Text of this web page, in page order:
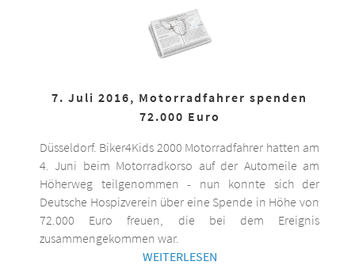
7. Juli 2016, Motorradfahrer spenden
72.000 Euro
Düsseldorf. Biker4Kids 2000 Motorradfahrer hatten am
4. Juni beim Motorradkorso auf der Automeile am
Höherweg teilgenommen - nun konnte sich der
Deutsche Hospizverein über eine Spende in Höhe von
72.000 Euro freuen, die bei dem Ereignis
zusammengekommen war.
WEITERLESEN